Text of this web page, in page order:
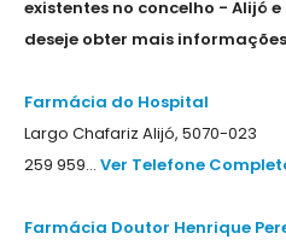
existentes no concelho - Alijó
deseje obter mais informações
Farmácia do Hospital
Largo Chafariz Alijó, 5070-023
259 959... Ver Telefone
Farmácia Doutor Henrique